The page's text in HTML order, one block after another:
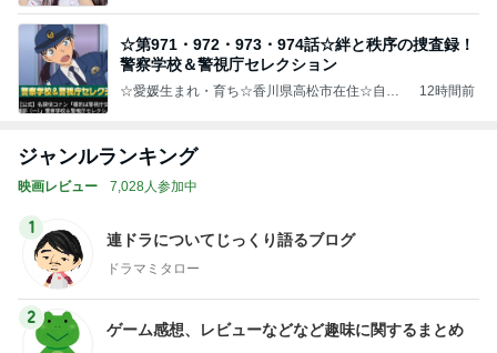
☆第971・972・973・974話☆絆と秩序の捜査録！
警察学校＆警視庁セレクション
☆愛媛生まれ・育ち☆香川県高松市在住☆自分
12時間前
ジャンルランキング
映画レビュー 7,028人参加中
1
連ドラについてじっくり語るブログ
ドラマミタロー
2
ゲーム感想、レビューなどなど趣味に関するまとめ